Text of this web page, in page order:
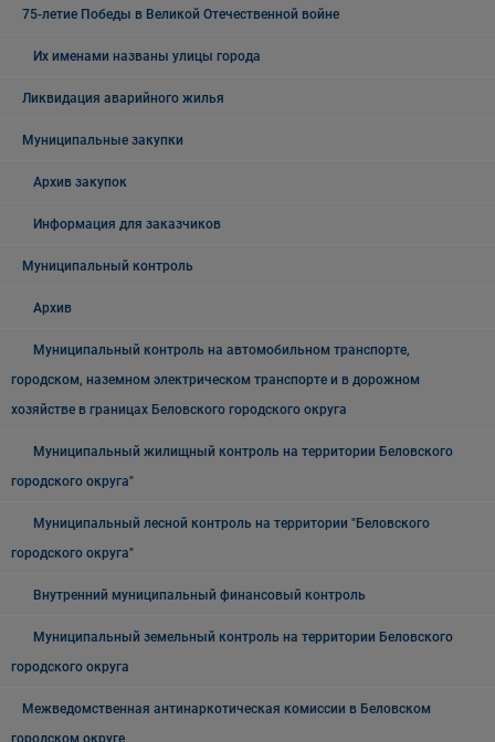
75-летие Победы в Великой Отечественной войне
Их именами названы улицы города
Ликвидация аварийного жилья
Муниципальные закупки
Архив закупок
Информация для заказчиков
Муниципальный контроль
Архив
Муниципальный контроль на автомобильном транспорте,
городском, наземном электрическом транспорте и в дорожном
хозяйстве в границах Беловского городского округа
Муниципальный жилищный контроль на территории Беловского
городского округа"
Муниципальный лесной контроль на территории "Беловского
городского округа"
Внутренний муниципальный финансовый контроль
Муниципальный земельный контроль на территории Беловского
городского округа
Межведомственная антинаркотическая комиссии в Беловском
городском округе